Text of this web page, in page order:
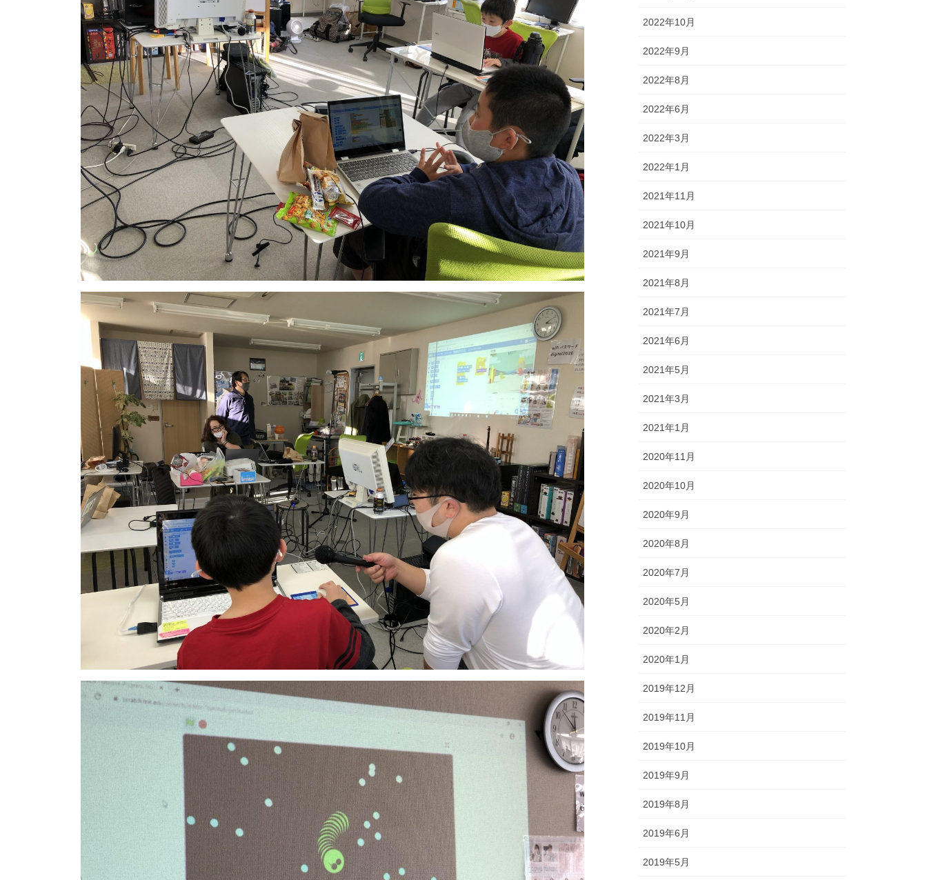
2022年10月
2022年9月
2022年8月
2022年6月
2022年3月
2022年1月
2021年11月
2021年10月
2021年9月
2021年8月
2021年7月
2021年6月
2021年5月
2021年3月
2021年1月
2020年11月
2020年10月
2020年9月
2020年8月
2020年7月
2020年5月
2020年2月
2020年1月
2019年12月
2019年11月
2019年10月
2019年9月
2019年8月
2019年6月
2019年5月